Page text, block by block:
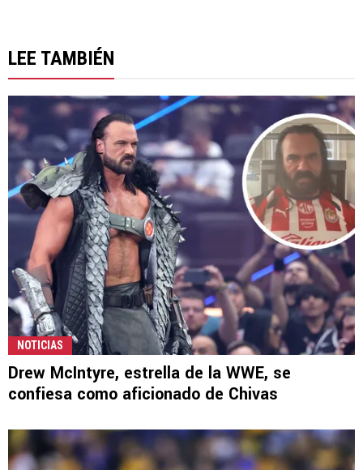
LEE TAMBIÉN
NOTICIAS
Drew McIntyre, estrella de la WWE, se
confiesa como aficionado de Chivas